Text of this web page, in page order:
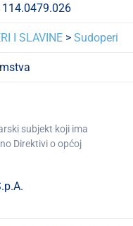
114.0479.026
I SLAVINE> Sudoperi
subjekt koji ima
Direktivi o općoj